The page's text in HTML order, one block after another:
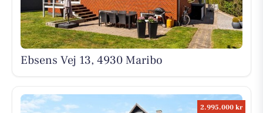
Ebsens Vej 13, 4930 Maribo
2.995.000 kr